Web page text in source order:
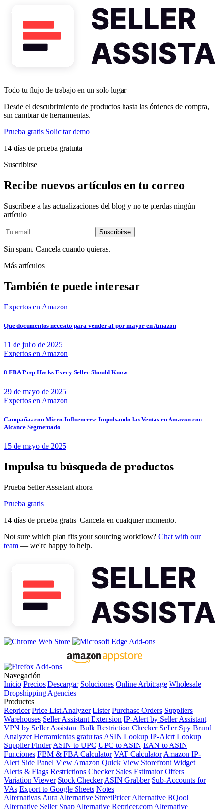
Todo tu flujo de trabajo en un solo lugar
Desde el descubrimiento de productos hasta las órdenes de compra,
sin cambiar de herramientas.
Prueba gratis Solicitar demo
14 días de prueba gratuita
Suscribirse
Recibe nuevos artículos en tu correo
Suscríbete a las actualizaciones del blog y no te pierdas ningún
artículo
Sin spam. Cancela cuando quieras.
Más artículos
También te puede interesar
Expertos en Amazon
Qué documentos necesito para vender al por mayor en Amazon
11 de julio de 2025
Expertos en Amazon
8 FBA Prep Hacks Every Seller Should Know
29 de mayo de 2025
Expertos en Amazon
Campañas con Micro-Influencers: Impulsando las Ventas en Amazon con
Alcance Segmentado
15 de mayo de 2025
Impulsa tu búsqueda de productos
Prueba Seller Assistant ahora
Prueba gratis
14 días de prueba gratis. Cancela en cualquier momento.
Not sure which plan fits your sourcing workflow? Chat with our
team — we're happy to help.
Navegación
Inicio Precios Descargar Soluciones Online Arbitrage Wholesale
Dropshipping Agencies
Productos
Repricer Price List Analyzer Lister Purchase Orders Suppliers
Warehouses Seller Assistant Extension IP-Alert by Seller Assistant
VPN by Seller Assistant Bulk Restriction Checker Seller Spy Brand
Analyzer Herramientas gratuitas ASIN Lookup IP-Alert Lookup
Supplier Finder ASIN to UPC UPC to ASIN EAN to ASIN
Funciones FBM & FBA Calculator VAT Calculator Amazon IP-
Alert Side Panel View Amazon Quick View Storefront Widget
Alerts & Flags Restrictions Checker Sales Estimator Offers
Variation Viewer Stock Checker ASIN Grabber Sub-Accounts for
VAs Export to Google Sheets Notes
Alternativas Aura Alternative StreetPricer Alternative BQool
Alternative Seller Snap Alternative Repricer.com Alternative